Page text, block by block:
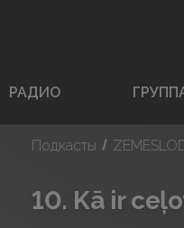
РАДИО
Подкасты
10. Kā ir